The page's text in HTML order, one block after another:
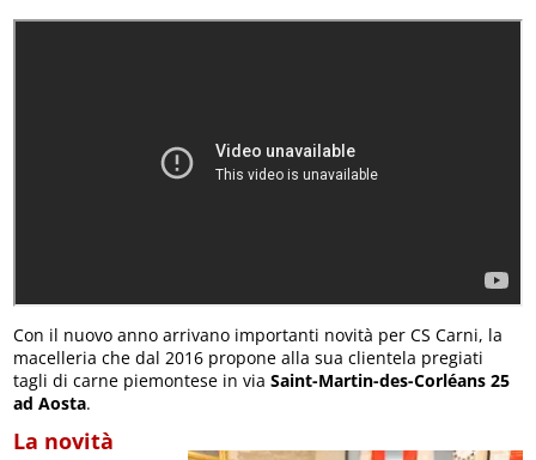
Con il nuovo anno arrivano importanti novità per CS Carni, la
macelleria che dal 2016 propone alla sua clientela pregiati
tagli di carne piemontese in viaSaint-Martin-des-Corléans 25
ad Aosta.
La novità